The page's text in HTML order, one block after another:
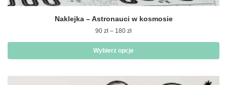
Naklejka – Astronauci w kosmosie
90 zł – 180 złZakres
od
90 zł
Wybierz opcje
produkt